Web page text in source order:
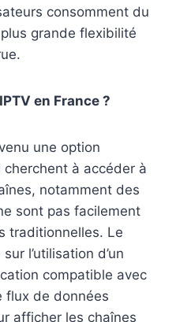
consomment du
grande flexibilité
en France ?
une option
à accéder à
notamment des
sont pas facilement
traditionnelles. Le
l’utilisation d’un
compatible avec
flux de données
afficher les chaînes